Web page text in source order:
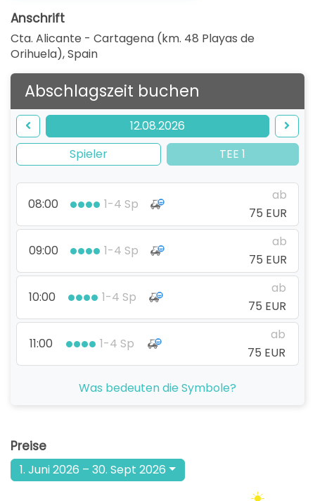
Anschrift
Cta. Alicante - Cartagena (km. 48 Playas de
Orihuela),Spain
Abschlagszeit buchen
12.08.2026
Spieler
TEE 1
08:00 1-4 Sp
ab
75 EUR
09:00 1-4 Sp
ab
75 EUR
10:00 1-4 Sp
ab
75 EUR
11:00 1-4 Sp
ab
75 EUR
1-4 Sp
13:00
14:00 1-4 Sp
75 EUR
Was bedeuten die Symbole?
Preise
1. Juni 2026 – 30. Sept 2026